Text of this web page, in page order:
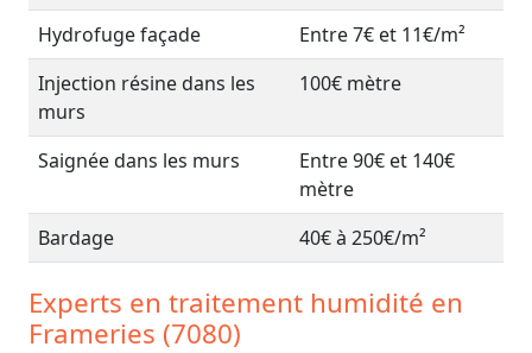
Hydrofuge façade
Entre 7€ et 11€/m²
Injection résine dans les
murs
100€ mètre
Saignée dans les murs
Entre 90€ et 140€
mètre
Bardage
40€ à 250€/m²
Experts en traitement humidité en
Frameries (7080)